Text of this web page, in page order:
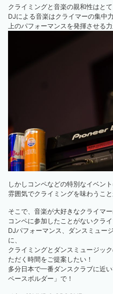
クライミングと音楽の親和性はとて
DJによる音楽はクライマーの集中
上のパフォーマンスを発揮させる力
しかしコンペなどの特別なイベン
雰囲気でクライミングを味わうこと
そこで、音楽が大好きなクライマー
コンペに参加したことがないクライ
DJパフォーマンス、ダンスミュー
に、
クライミングとダンスミュージッ
ただく時間をご提案したい！
多分日本で一番ダンスクラブに近
ペースボルダー」で！